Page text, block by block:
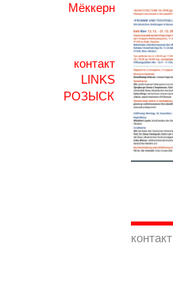
Мёккерн
контакт
LINKS
контакт